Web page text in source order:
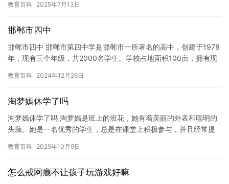
对于学…
教育百科 2025年7月13日
邯郸市四中
邯郸市四中 邯郸市第四中学是邯郸市一所著名的高中，创建于1978
年，现有三个年级，共2000名学生。学校占地面积100亩，拥有现
教育百科 2024年12月26日
淘梦嫣休学了吗
淘梦嫣休学了吗 淘梦嫣是班上的班花，她有着美丽的外表和聪明的
头脑。她是一名优秀的学生，总是在课堂上积极参与，并且经常提
而，…
教育百科 2025年10月9日
怎么戒网瘾不让孩子玩游戏好嘛